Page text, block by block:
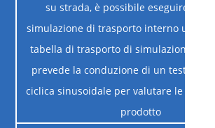
su strada, è possibile eseguire un
simulazione di trasporto interno
tabella di trasporto di simulazione.
prevede la conduzione di un test di
ciclica sinusoidale per valutare le
prodotto